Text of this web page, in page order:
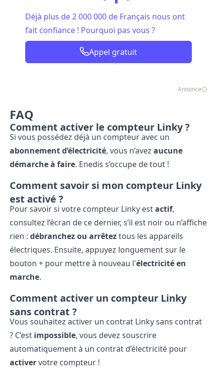
Déjà plus de 2 000 000 de Français nous ont
fait confiance ! Pourquoi pas vous ?
Appel gratuit
Annonce
FAQ
Comment activer le compteur Linky ?
Si vous possédez déjà un compteur avec un
abonnement d’électricité, vous n’avez aucune
démarche à faire. Enedis s’occupe de tout !
Comment savoir si mon compteur Linky
est activé ?
Pour savoir si votre compteur Linky estactif,
consultez l’écran de ce dernier, s’il est noir ou n’affiche
rien : débranchez ou arrêteztous les appareils
électriques. Ensuite, appuyez longuement sur le
bouton + pour mettre à nouveau l'électricité en
marche.
Comment activer un compteur Linky
sans contrat ?
Vous souhaitez activer un contrat Linky sans contrat
? C’est impossible, vous devez souscrire
automatiquement à un contrat d’électricité pour
activervotre compteur !